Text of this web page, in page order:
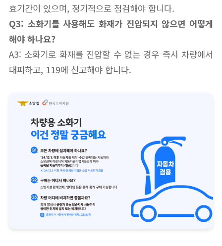
효기간이 있으며, 정기적으로 점검해야 합니다.
Q3: 소화기를 사용해도 화재가 진압되지 않으면 어떻게
해야 하나요?
A3: 소화기로 화재를 진압할 수 없는 경우 즉시 차량에서
대피하고, 119에 신고해야 합니다.